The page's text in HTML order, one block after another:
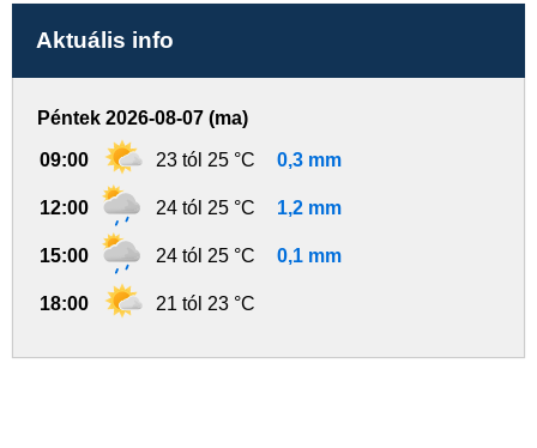
Aktuális info
Péntek 2026-08-07 (ma)
09:00 23 tól 25 °C 0,3 mm
12:00 24 tól 25 °C 1,2 mm
15:00 24 tól 25 °C 0,1 mm
18:00 21 tól 23 °C